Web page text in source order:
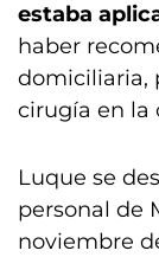
estaba
haber
domiciliaria,
cirugía en la
Luque se
personal de
noviembre